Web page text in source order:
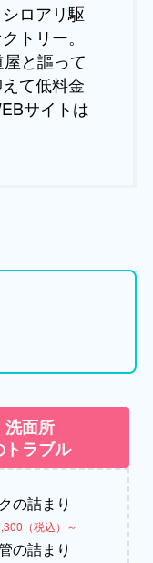
ロアリ駆
トリー。
と謳って
て低料金
サイトは
洗面所
トラブル
の詰まり
（税込）～
の詰まり